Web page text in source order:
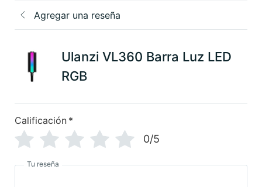
Agregar una reseña
Ulanzi VL360 Barra Luz LED
RGB
Calificación *
0/5
Tu reseña